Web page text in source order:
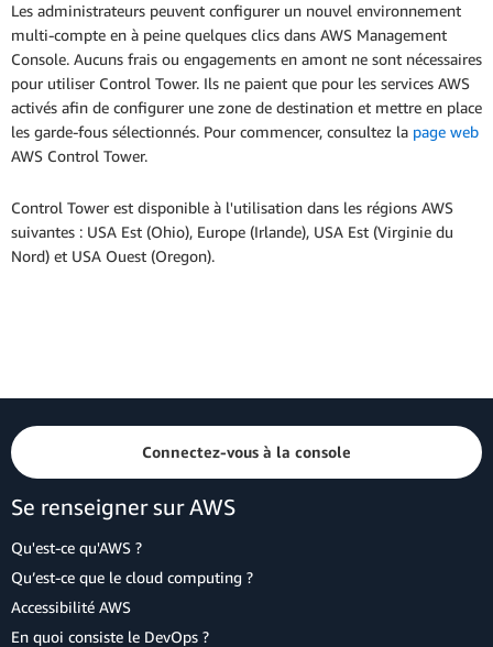
Les administrateurs peuvent configurer un nouvel environnement
multi-compte en à peine quelques clics dans AWS Management
Console. Aucuns frais ou engagements en amont ne sont nécessaires
pour utiliser Control Tower. Ils ne paient que pour les services AWS
activés afin de configurer une zone de destination et mettre en place
les garde-fous sélectionnés. Pour commencer, consultez la page web
AWS Control Tower.
Control Tower est disponible à l'utilisation dans les régions AWS
suivantes : USA Est (Ohio), Europe (Irlande), USA Est (Virginie du
Nord) et USA Ouest (Oregon).
Connectez-vous à la console
Se renseigner sur AWS
Qu'est-ce qu'AWS ?
Qu’est-ce que le cloud computing ?
Accessibilité AWS
En quoi consiste le DevOps ?